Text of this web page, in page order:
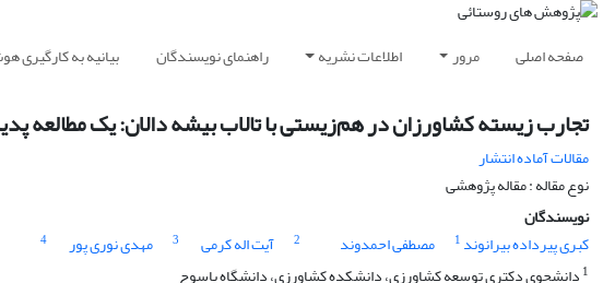
صفحه اصلی مرور اطلاعات نشریه راهنمای نویسندگان بیانیه به
تجارب زیسته کشاورزان در هم‌زیستی با تالاب بیشه دالان: یک مطالعه
مقالات آماده انتشار
نوع مقاله : مقاله پژوهشی
نویسندگان
کبری پیرداده بیرانوند 1 مصطفی احمدوند 2 آیت اله کرمی 3 مهدی نوری پور
4
1 دانشجوی دکتری توسعه کشاورزی، دانشکده کشاورزی، دانشگاه یاسوج